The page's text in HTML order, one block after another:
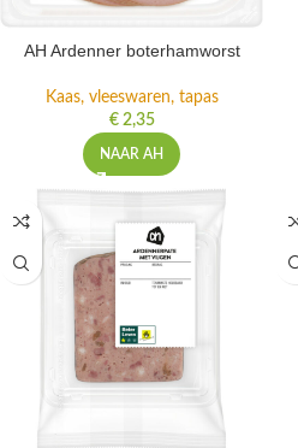
AH Ardenner boterhamworst
Kaas, vleeswaren, tapas
€2,35
NAAR AH